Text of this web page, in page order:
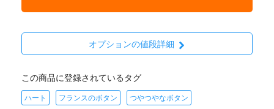
オプションの値段詳細
この商品に登録されているタグ
ハート フランスのボタン つやつやなボタン